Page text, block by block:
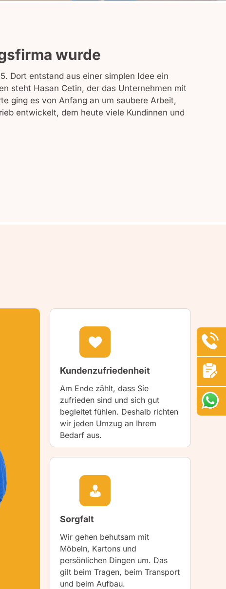
wurde
Dort entstand aus einer simplen Idee ein
steht Hasan Cetin, der das Unternehmen mit
ging es von Anfang an um saubere Arbeit,
entwickelt, dem heute viele Kundinnen und
Kundenzufriedenheit
Am Ende zählt, dass Sie
zufrieden sind und sich gut
begleitet fühlen. Deshalb richten
wir jeden Umzug an Ihrem
Bedarf aus.
Sorgfalt
Wir gehen behutsam mit
Möbeln, Kartons und
persönlichen Dingen um. Das
gilt beim Tragen, beim Transport
und beim Aufbau.